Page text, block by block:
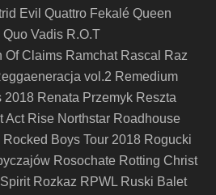
Evil Quattro Fekalé Queen
Quo Vadis R.O.T
Of Claims Ramchat Rascal
Raz
vol.2 Remedium
2018 Renata Przemyk Reszta
Act Rise Northstar Roadhouse
Rocked Boys Tour 2018 Rogucki
Rosochate Rotting Christ
Rozkaz RPWL Ruski Balet